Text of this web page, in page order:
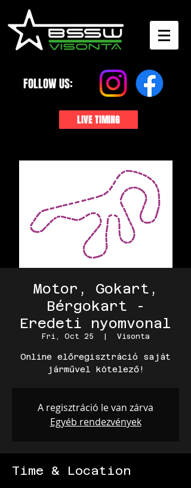
FOLLOW US:
LIVE TIMING
Motor, Gokart,
Bérgokart -
Eredeti nyomvonal
Fri, Oct 25 Visonta
Online előregisztráció saját
járművel kötelező!
A regisztráció le van zárva
Egyéb rendezvények
Time & Location